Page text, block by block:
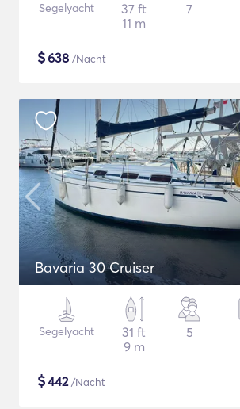
Segelyacht
37 ft
11 m
7
$638 /Nacht
Bavaria 30 Cruiser
Segelyacht
31 ft
9 m
5
$442/Nacht